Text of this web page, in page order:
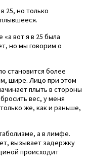
25, но только
вот я в 25 была
но мы говорим о
становится более
шире. Лицо при этом
плыть в стороны
вес, у меня
же, как и раньше,
а в лимфе.
вызывает задержку
происходит